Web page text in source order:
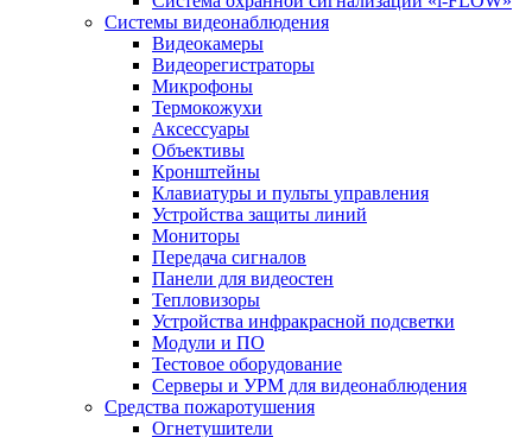
Системы видеонаблюдения
Видеокамеры
Видеорегистраторы
Микрофоны
Термокожухи
Аксессуары
Объективы
Кронштейны
Клавиатуры и пульты управления
Устройства защиты линий
Мониторы
Передача сигналов
Панели для видеостен
Тепловизоры
Устройства инфракрасной подсветки
Модули и ПО
Тестовое оборудование
Серверы и УРМ для видеонаблюдения
Средства пожаротушения
Огнетушители